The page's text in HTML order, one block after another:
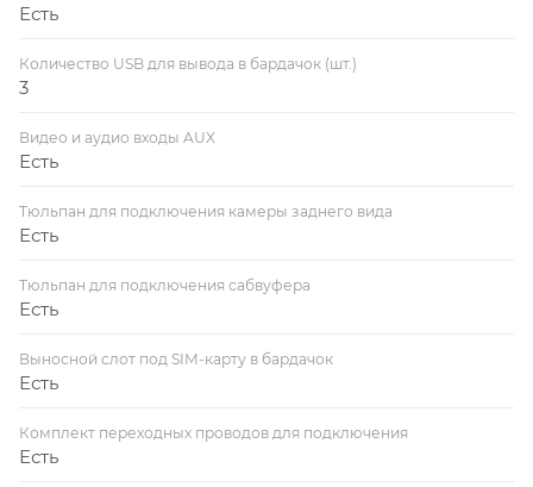
Есть
Количество USB для вывода в бардачок (шт.)
3
Видео и аудио входы AUX
Есть
Тюльпан для подключения камеры заднего вида
Есть
Тюльпан для подключения сабвуфера
Есть
Выносной слот под SIM-карту в бардачок
Есть
Комплект переходных проводов для подключения
Есть